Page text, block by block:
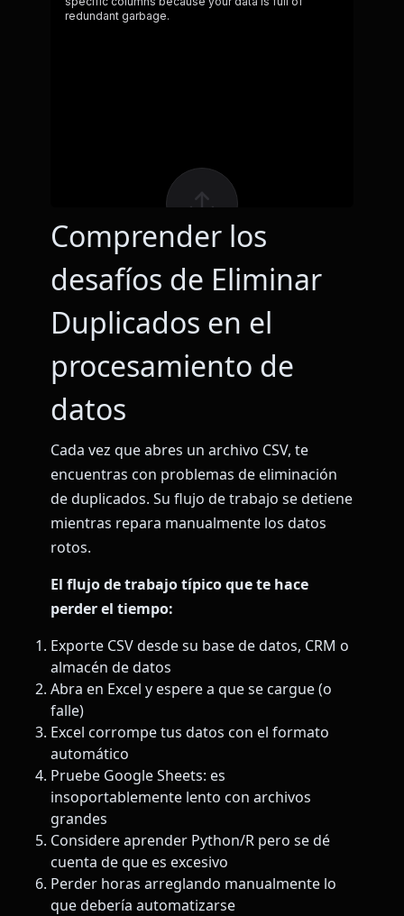
Comprender los
desafíos de Eliminar
Duplicados en el
procesamiento de
datos
Cada vez que abres un archivo CSV, te
encuentras con problemas de eliminación
de duplicados. Su flujo de trabajo se detiene
mientras repara manualmente los datos
rotos.
El flujo de trabajo típico que te hace
perder el tiempo:
Exporte CSV desde su base de datos, CRM o
almacén de datos
Abra en Excel y espere a que se cargue (o
falle)
Excel corrompe tus datos con el formato
automático
Pruebe Google Sheets: es
insoportablemente lento con archivos
grandes
Considere aprender Python/R pero se dé
cuenta de que es excesivo
Perder horas arreglando manualmente lo
que debería automatizarse